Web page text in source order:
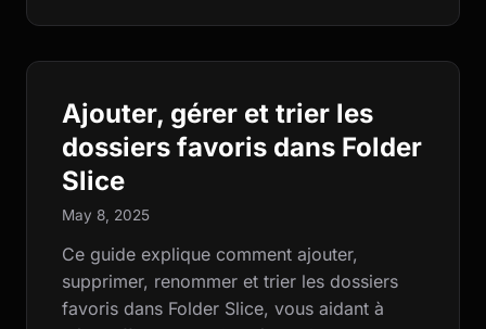
Ajouter, gérer et trier les
dossiers favoris dans Folder
Slice
May 8, 2025
Ce guide explique comment ajouter,
supprimer, renommer et trier les dossiers
favoris dans Folder Slice, vous aidant à